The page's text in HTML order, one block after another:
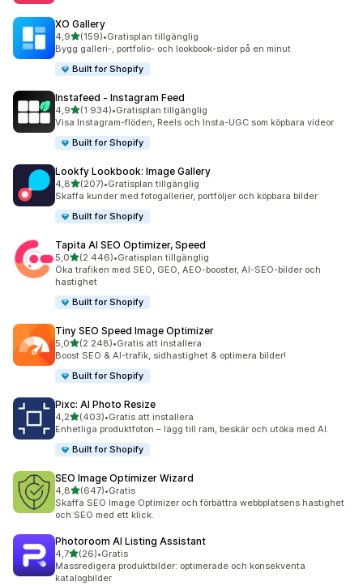
XO Gallery
4,9av 5 stjärnor
(159)
159 recensioner totalt
•Gratisplan tillgänglig
Bygg galleri-, portfolio- och lookbook-sidor på en minut
Built for Shopify
Instafeed ‑ Instagram Feed
4,9av 5 stjärnor
(1 934)
1934 recensioner totalt
•Gratisplan tillgänglig
Visa Instagram-flöden, Reels och Insta-UGC som köpbara videor
Built for Shopify
Lookfy Lookbook: Image Gallery
4,8av 5 stjärnor
(207)
207 recensioner totalt
•Gratisplan tillgänglig
Skaffa kunder med fotogallerier, portföljer och köpbara bilder
Built for Shopify
Tapita AI SEO Optimizer, Speed
5,0av 5 stjärnor
(2 446)
2446 recensioner totalt
•Gratisplan tillgänglig
Öka trafiken med SEO, GEO, AEO-booster, AI-SEO-bilder och
hastighet
Built for Shopify
Tiny SEO Speed Image Optimizer
5,0av 5 stjärnor
(2 248)
2248 recensioner totalt
•Gratis att installera
Boost SEO & AI-trafik, sidhastighet & optimera bilder!
Built for Shopify
Pixc: AI Photo Resize
4,2av 5 stjärnor
(403)
403 recensioner totalt
•Gratis att installera
Enhetliga produktfoton – lägg till ram, beskär och utöka med AI.
Built for Shopify
SEO Image Optimizer Wizard
4,8av 5 stjärnor
(647)
647 recensioner totalt
•Gratis
Skaffa SEO Image Optimizer och förbättra webbplatsens hastighet
och SEO med ett klick.
Photoroom AI Listing Assistant
4,7av 5 stjärnor
(26)
26 recensioner totalt
•Gratis
Massredigera produktbilder: optimerade och konsekventa
katalogbilder